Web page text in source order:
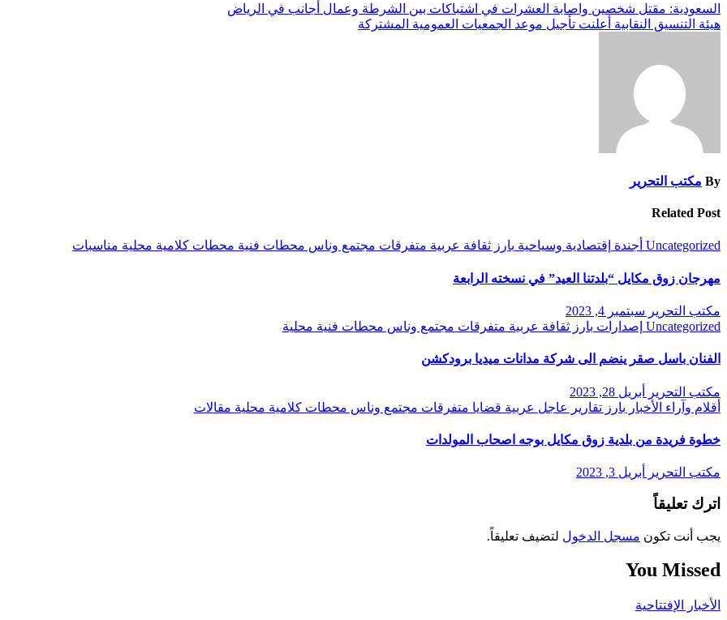
السعودية: مقتل شخصين واصابة العشرات في اشتباكات بين الشرطة وعمال أجانب في الرياض
هيئة التنسيق النقابية أعلنت تأجيل موعد الجمعيات العمومية المشتركة
By مكتب التحرير
Related Post
Uncategorized أجندة إقتصادية وسياحية بارز ثقافة عربية متفرقات مجتمع وناس محطات فنية محطات كلامية محلية مناسبات
مهرجان زوق مكايل “بلدتنا العيد” في نسخته الرابعة
مكتب التحرير سبتمبر 4, 2023
Uncategorized إصدارات بارز ثقافة عربية متفرقات مجتمع وناس محطات فنية محلية
الفنان باسل صقر ينضم الى شركة مدانات ميديا برودكشن
مكتب التحرير
أبريل 28, 2023
أقلام وآراء الأخبار بارز تقارير عاجل عربية قضايا متفرقات مجتمع وناس محطات كلامية محلية مقالات
خطوة فريدة من بلدية زوق مكايل بوجه اصحاب المولدات
مكتب التحرير أبريل 3, 2023
اترك تعليقاً
يجب أنت تكون مسجل الدخول لتضيف تعليقاً.
You Missed
الأخبار الإفتتاحية